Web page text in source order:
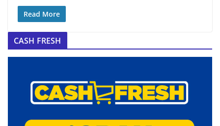
Read More
CASH FRESH